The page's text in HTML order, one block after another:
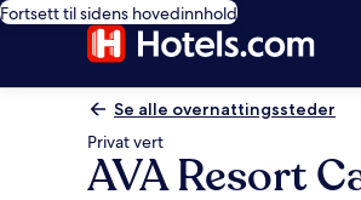
Fortsett til sidens hovedinnhold
Se alle overnattingssteder
Privat vert
AVA Resort